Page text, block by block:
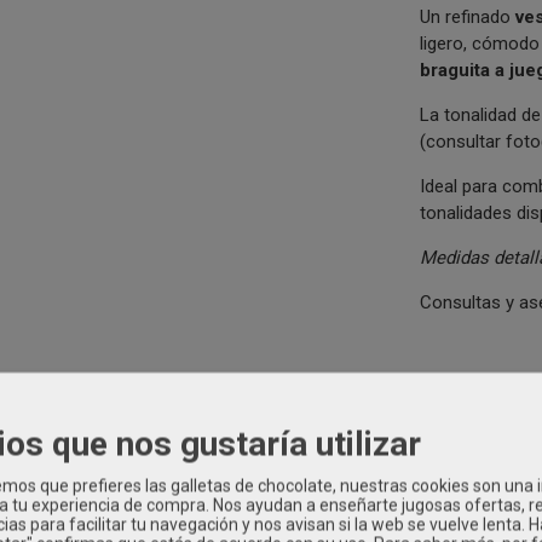
Un refinado
ligero,
braguita a
La tonalidad
(consultar
Ideal para
tonalidades
Medidas
Consultas y
nina
vestido-ceremonia-primavera-verano-nina
nina-boda-elegante vestido-infantil-ceremonia-blanco
vestido-plumeti-blanco-media-manga vestido-eva-martinez-
38612cbg | Comentarios
que nos gustaría utilizar
que prefieres las galletas de chocolate, nuestras cookies son una
tu experiencia de compra. Nos ayudan a enseñarte jugosas ofertas,
para facilitar tu navegación y nos avisan si la web se vuelve lenta.